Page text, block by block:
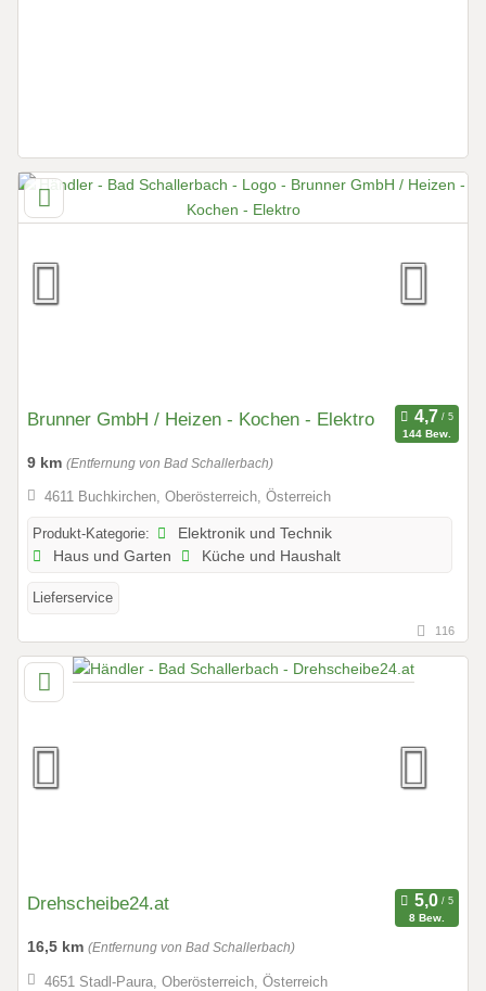
Brunner GmbH / Heizen - Kochen - Elektro
144 Bew.
9 km (Entfernung von Bad Schallerbach)
4611 Buchkirchen, Oberösterreich, Österreich
Produkt-Kategorie:
Elektronik und Technik
Haus und Garten
Küche und Haushalt
Lieferservice
116
Drehscheibe24.at
8 Bew.
16,5 km (Entfernung von Bad Schallerbach)
4651 Stadl-Paura, Oberösterreich, Österreich